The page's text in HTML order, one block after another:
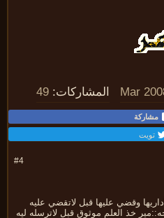
المشاركات: 49
وقضي عليها قبل لاتقضي عليه
العلم موثوق قبل لاترسله ليه